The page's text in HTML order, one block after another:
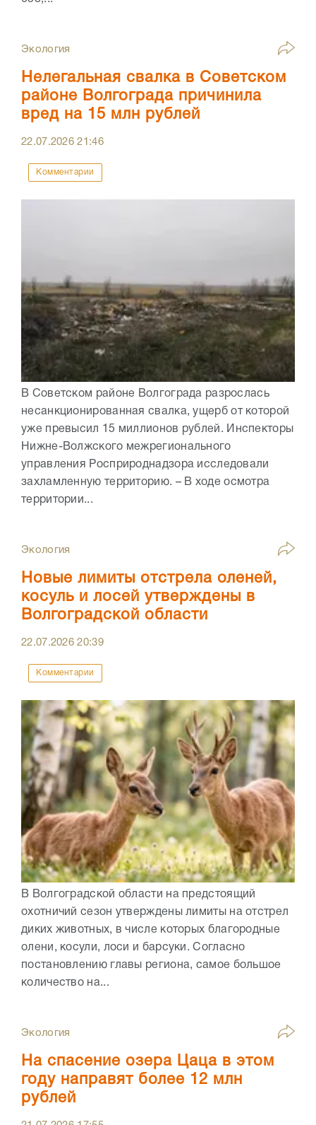
Экология
Нелегальная свалка в Советском
районе Волгограда причинила
вред на 15 млн рублей
22.07.202621:46
Комментарии
В Советском районе Волгограда разрослась
несанкционированная свалка, ущерб от которой
уже превысил 15 миллионов рублей. Инспекторы
Нижне-Волжского межрегионального
управления Росприроднадзора исследовали
захламленную территорию. – В ходе осмотра
территории...
Экология
Новые лимиты отстрела оленей,
косуль и лосей утверждены в
Волгоградской области
22.07.202620:39
Комментарии
В Волгоградской области на предстоящий
охотничий сезон утверждены лимиты на отстрел
диких животных, в числе которых благородные
олени, косули, лоси и барсуки. Согласно
постановлению главы региона, самое большое
количество на...
Экология
На спасение озера Цаца в этом
году направят более 12 млн
рублей